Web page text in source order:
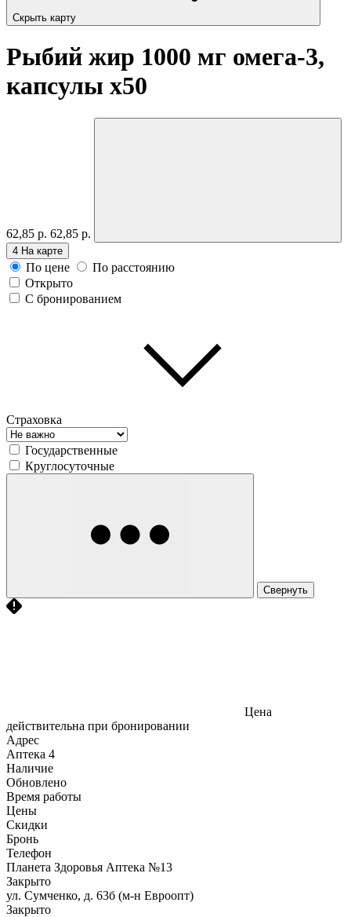
Скрыть карту
Рыбий жир 1000 мг омега-3,
капсулы x50
62,85 р. 62,85 р.
4 На карте
По цене
По расстоянию
Открыто
С бронированием
Страховка
Государственные
Круглосуточные
Свернуть
Цена
действительна при бронировании
Адрес
Аптека 4
Наличие
Обновлено
Время работы
Цены
Скидки
Бронь
Телефон
Планета Здоровья Аптека №13
Закрыто
ул. Сумченко, д. 63б (м-н Евроопт)
Закрыто